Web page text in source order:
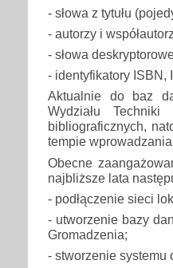
- słowa z tytułu
- autorzy i
- słowa
- identyfikatory ISBN,
Aktualnie do baz
Wydziału
bibliograficznych,
tempie
Obecne
najbliższe lata
- podłączenie sieci
- utworzenie bazy
Gromadzenia;
- stworzenie systemu